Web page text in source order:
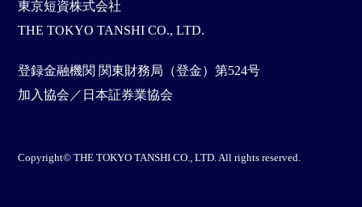
東京短資株式会社
THE TOKYO TANSHI CO., LTD.
登録金融機関 関東財務局（登金）第524号
加入協会／日本証券業協会
Copyright© THE TOKYO TANSHI CO., LTD. All rights reserved.